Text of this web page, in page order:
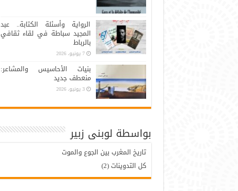
الرواية وأسئلة الكتابة.. عبد
المجيد سباطة في لقاء ثقافي
بالرباط
7 يونيو، 2026
بنيات الأحاسيس والمشاعر:
منعطف جديد
3 يونيو، 2026
بواسطة لوبنى زبير
تاريخ المغرب بين الجوع والموت
كل التدوينات (2)